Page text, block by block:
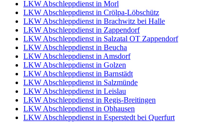
LKW Abschleppdienst in Morl
LKW Abschleppdienst in Crölpa-Löbschütz
LKW Abschleppdienst in Brachwitz bei Halle
LKW Abschleppdienst in Zappendorf
LKW Abschleppdienst in Salzatal OT Zappendorf
LKW Abschleppdienst in Beucha
LKW Abschleppdienst in Amsdorf
LKW Abschleppdienst in Golzen
LKW Abschleppdienst in Barnstädt
LKW Abschleppdienst in Salzmünde
LKW Abschleppdienst in Leislau
LKW Abschleppdienst in Regis-Breitingen
LKW Abschleppdienst in Obhausen
LKW Abschleppdienst in Esperstedt bei Querfurt